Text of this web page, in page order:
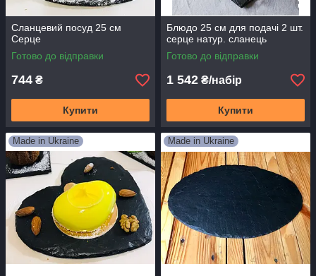
Сланцевий посуд 25 см
Серце
Готово до відправки
744 ₴
Купити
Блюдо 25 см для подачі 2 шт.
серце натур. сланець
Готово до відправки
1 542 ₴/набір
Купити
Made in Ukraine Made in Ukraine